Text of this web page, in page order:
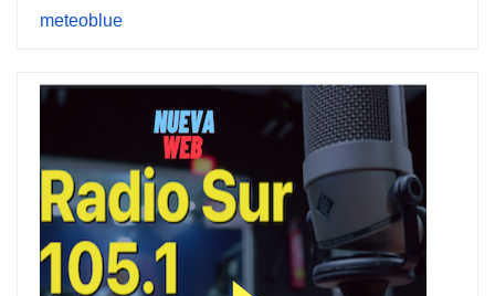
meteoblue